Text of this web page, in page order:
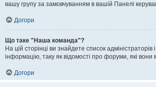
вашу групу за замовчуванням в вашій Панелі
Догори
Що таке "Наша команда"?
На цій сторінці ви знайдете список адміністраторів
інформацію, таку як відомості про форуми, які
Догори